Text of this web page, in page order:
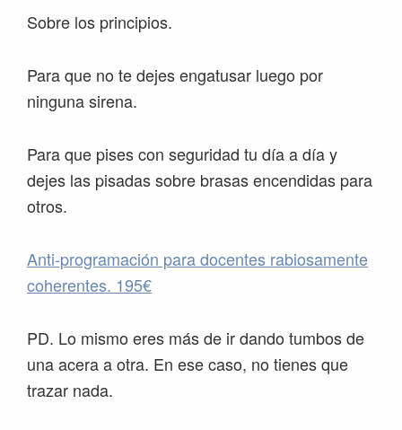
Sobre los principios.
Para que no te dejes engatusar luego por
ninguna sirena.
Para que pises con seguridad tu día a día y
dejes las pisadas sobre brasas encendidas para
otros.
Anti-programación para docentes rabiosamente
coherentes. 195€
PD. Lo mismo eres más de ir dando tumbos de
una acera a otra. En ese caso, no tienes que
trazar nada.